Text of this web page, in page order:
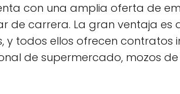
con una amplia oferta de
de carrera. La gran ventaja es
y todos ellos ofrecen contratos
de supermercado, mozos